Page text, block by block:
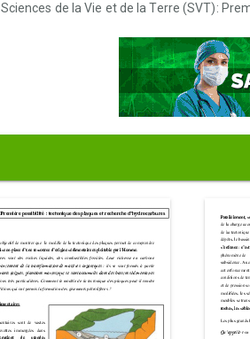
Sciences de la Vie et de la Terre (SVT):